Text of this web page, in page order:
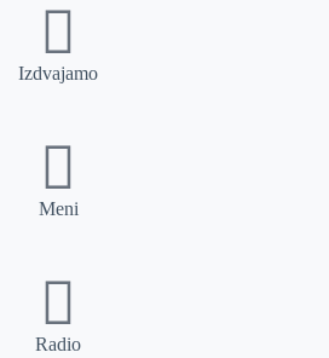
Izdvajamo
Meni
Radio